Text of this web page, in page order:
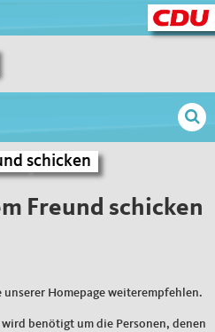
schicken
schicken
Freund schicken
Homepage weiterempfehlen.
benötigt um die Personen, denen